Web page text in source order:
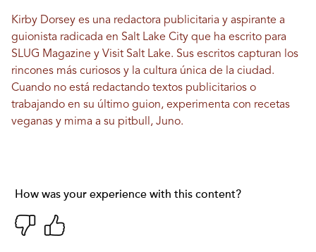
Kirby Dorsey es una redactora publicitaria y aspirante a
guionista radicada en Salt Lake City que ha escrito para
SLUG Magazine y Visit Salt Lake. Sus escritos capturan los
rincones más curiosos y la cultura única de la ciudad.
Cuando no está redactando textos publicitarios o
trabajando en su último guion, experimenta con recetas
veganas y mima a su pitbull, Juno.